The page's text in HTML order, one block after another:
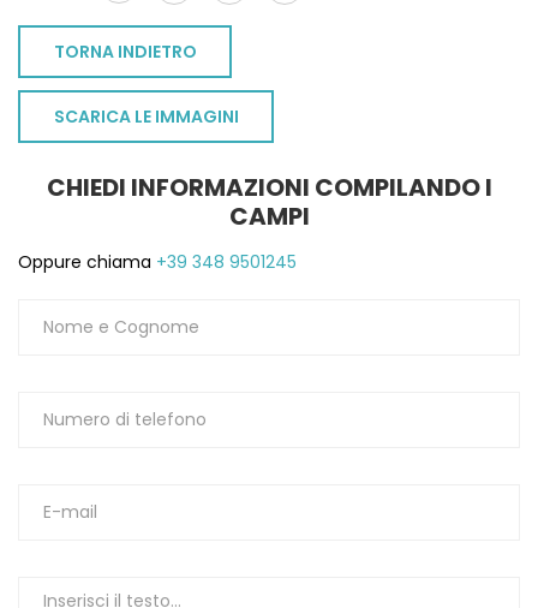
TORNA INDIETRO
SCARICA LE IMMAGINI
CHIEDI INFORMAZIONI COMPILANDO I
CAMPI
Oppure chiama +39 348 9501245